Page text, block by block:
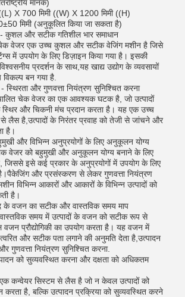
मानक)
X 700 मिमी ((W) X 1200 मिमी ((H)
मिमी (अनुकूलित किया जा सकता है)
कुशल और सटीक गतिशील भार समाधान
वेजर एक उच्च कुशल और सटीक वेजिंग मशीन है जिसे
में उपयोग के लिए डिज़ाइन किया गया है। इसकी
प्रदर्शन के साथ,यह खाद्य उद्योग के व्यवसायों
बन गया है.
और गुणवत्ता नियंत्रण सुनिश्चित करना
चेक वेजर का एक आवश्यक घटक है, जो उत्पादों
और चिकनी मंच प्रदान करता है। यह एक उच्च
से लैस है,उत्पादों के निरंतर प्रवाह को तेजी से जांचने और
है।
और विभिन्न अनुप्रयोगों के लिए अनुकूलन योग्य
वेजर को बहुमुखी और अनुकूलन योग्य बनाने के लिए
जिससे इसे कई प्रकार के अनुप्रयोगों में उपयोग के लिए
और प्रसंस्करण से लेकर गुणवत्ता नियंत्रण
विभिन्न आकारों और आकारों के विभिन्न उत्पादों को
है।
के वजन का सटीक और वास्तविक समय माप
समय में उत्पादों के वजन को सटीक रूप से
वजन प्रौद्योगिकी का उपयोग करता है। यह वजन में
और सटीक पता लगाने की अनुमति देता है,उत्पादन
गुणवत्ता नियंत्रण सुनिश्चित करना.
को सुव्यवस्थित करना और दक्षता को अधिकतम
कन्वेयर सिस्टम से लैस है जो न केवल उत्पादों को
करता है, बल्कि उत्पादन प्रक्रिया को सुव्यवस्थित करने